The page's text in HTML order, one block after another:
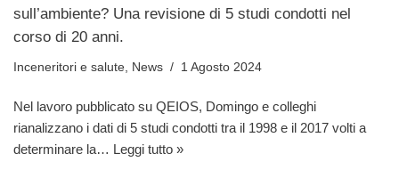
sull’ambiente? Una revisione di 5 studi condotti nel
corso di 20 anni.
Inceneritori e salute, News 1 Agosto 2024
Nel lavoro pubblicato su QEIOS, Domingo e colleghi
rianalizzano i dati di 5 studi condotti tra il 1998 e il 2017 volti a
determinare la… Leggi tutto »